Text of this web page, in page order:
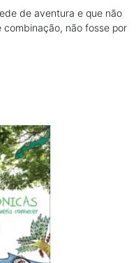
de aventura e que não
não fosse por